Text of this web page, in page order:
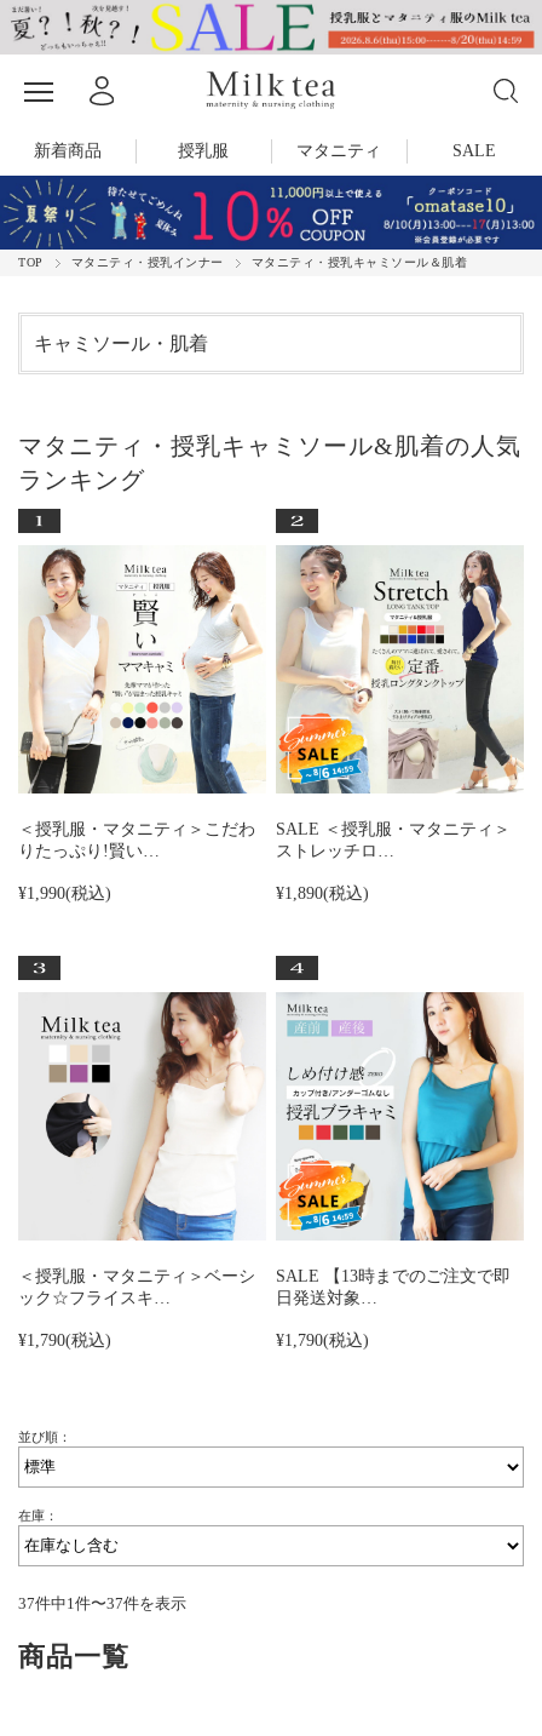
新着商品 授乳服 マタニティ SALE
TOP マタニティ・授乳インナー マタニティ・授乳キャミソール＆肌着
キャミソール・肌着
マタニティ・授乳キャミソール&肌着の人気
ランキング
＜授乳服・マタニティ＞こだわ
りたっぷり!賢い…
¥1,990(税込)
SALE ＜授乳服・マタニティ＞
ストレッチロ…
¥1,890(税込)
＜授乳服・マタニティ＞ベーシ
ック☆フライスキ…
¥1,790(税込)
SALE 【13時までのご注文で即
日発送対象…
¥1,790(税込)
並び順：
在庫：
37件中1件〜37件を表示
商品一覧